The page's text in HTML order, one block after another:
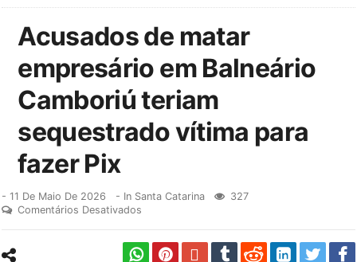
Acusados de matar
empresário em Balneário
Camboriú teriam
sequestrado vítima para
fazer Pix
-11 De Maio De 2026 - In Santa Catarina
327
Comentários Desativados